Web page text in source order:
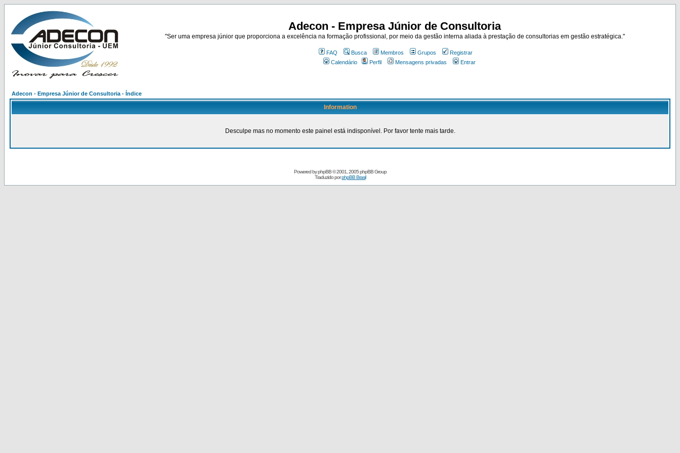
Adecon - Empresa Júnior de Consultoria
"Ser uma empresa júnior que proporciona a excelência na formação profissional, por meio da gestão interna aliada à prestação de consultorias em gestão estratégica."
FAQ Busca Membros Grupos
Registrar
Calendário
Perfil Mensagens privadas Entrar
Adecon - Empresa Júnior de Consultoria - Índice
Information
Desculpe mas no momento este painel está indisponível. Por favor tente mais tarde.
Powered byphpBB© 2001, 2005 phpBB Group
Traduzido porphpBB Brasil